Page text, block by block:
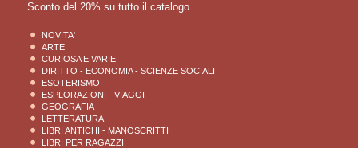
Sconto del 20% su tutto il catalogo
NOVITA'
ARTE
CURIOSA E VARIE
DIRITTO - ECONOMIA - SCIENZE SOCIALI
ESOTERISMO
ESPLORAZIONI - VIAGGI
GEOGRAFIA
LETTERATURA
LIBRI ANTICHI - MANOSCRITTI
LIBRI PER RAGAZZI